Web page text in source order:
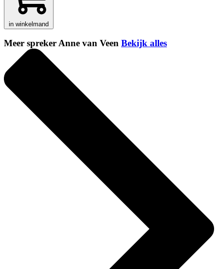
in winkelmand
Meer spreker Anne van Veen Bekijk alles